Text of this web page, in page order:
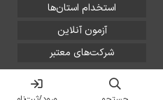
استخدام استان‌ها
آزمون آنلاین
شرکت‌های معتبر
برای آلتین سیستم محفوظ است و هر
قانونی دارد.